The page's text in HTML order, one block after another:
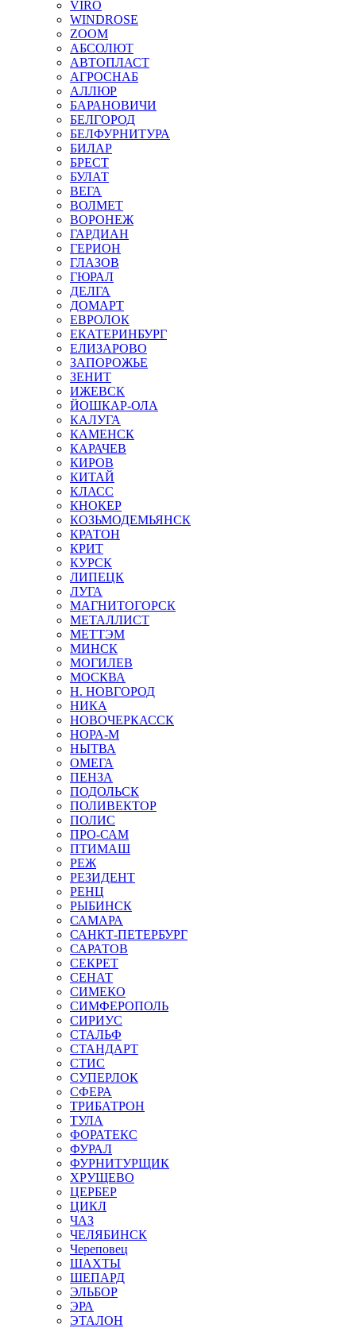
VIRO
WINDROSE
ZOOM
АБСОЛЮТ
АВТОПЛАСТ
АГРОСНАБ
АЛЛЮР
БАРАНОВИЧИ
БЕЛГОРОД
БЕЛФУРНИТУРА
БИЛАР
БРЕСТ
БУЛАТ
ВЕГА
ВОЛМЕТ
ВОРОНЕЖ
ГАРДИАН
ГЕРИОН
ГЛАЗОВ
ГЮРАЛ
ДЕЛГА
ДОМАРТ
ЕВРОЛОК
ЕКАТЕРИНБУРГ
ЕЛИЗАРОВО
ЗАПОРОЖЬЕ
ЗЕНИТ
ИЖЕВСК
ЙОШКАР-ОЛА
КАЛУГА
КАМЕНСК
КАРАЧЕВ
КИРОВ
КИТАЙ
КЛАСС
КНОКЕР
КОЗЬМОДЕМЬЯНСК
КРАТОН
КРИТ
КУРСК
ЛИПЕЦК
ЛУГА
МАГНИТОГОРСК
МЕТАЛЛИСТ
МЕТТЭМ
МИНСК
МОГИЛЕВ
МОСКВА
Н. НОВГОРОД
НИКА
НОВОЧЕРКАССК
НОРА-М
НЫТВА
ОМЕГА
ПЕНЗА
ПОДОЛЬСК
ПОЛИВЕКТОР
ПОЛИС
ПРО-САМ
ПТИМАШ
РЕЖ
РЕЗИДЕНТ
РЕНЦ
РЫБИНСК
САМАРА
САНКТ-ПЕТЕРБУРГ
САРАТОВ
СЕКРЕТ
СЕНАТ
СИМЕКО
СИМФЕРОПОЛЬ
СИРИУС
СТАЛЬФ
СТАНДАРТ
СТИС
СУПЕРЛОК
СФЕРА
ТРИБАТРОН
ТУЛА
ФОРАТЕКС
ФУРАЛ
ФУРНИТУРЩИК
ХРУЩЕВО
ЦЕРБЕР
ЦИКЛ
ЧАЗ
ЧЕЛЯБИНСК
Череповец
ШАХТЫ
ШЕПАРД
ЭЛЬБОР
ЭРА
ЭТАЛОН